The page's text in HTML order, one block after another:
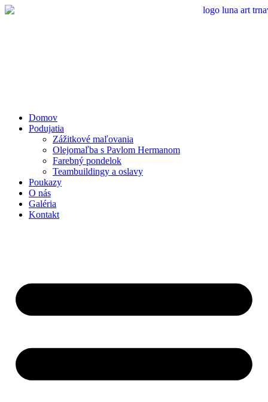
Preskočiť
Domov
Podujatia
Zážitkové maľovania
Olejomaľba s Pavlom Hermanom
Farebný pondelok
Teambuildingy a oslavy
Poukazy
O nás
Galéria
Kontakt